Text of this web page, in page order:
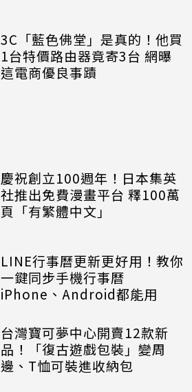
3C「藍色佛堂」是真的！他買
1台特價路由器竟寄3台 網曝
這電商優良事蹟
慶祝創立100週年！日本集英
社推出免費漫畫平台 釋100萬
頁「有繁體中文」
LINE行事曆更新更好用！教你
一鍵同步手機行事曆
iPhone、Android都能用
台灣寶可夢中心開賣12款新
品！「復古遊戲包裝」變周
邊、T恤可裝進收納包